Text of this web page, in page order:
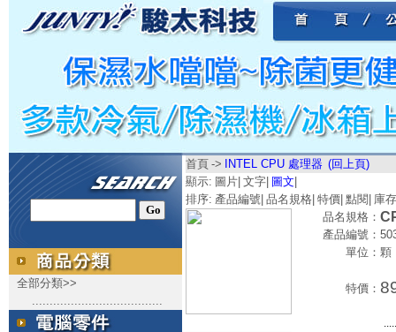
全部分類>>
.....................................
首頁 -> INTEL CPU 處理器 (回上頁)
顯示: 圖片 文字 圖文
排序: 產品編號 品名規格 特價 點閱 庫
品名規格：
產品編號：
單位： 顆
特價：